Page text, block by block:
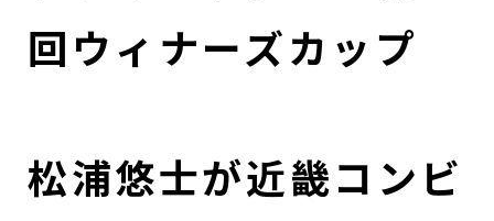
回ウィナーズカップ
松浦悠士が近畿コンビ